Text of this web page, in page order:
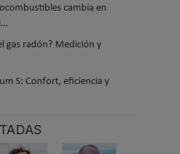
cambia en
gas radón? Medición y
S: Confort, eficiencia y